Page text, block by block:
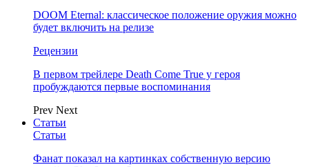
DOOM Eternal: классическое положение оружия можно
будет включить на релизе
Рецензии
В первом трейлере Death Come True у героя
пробуждаются первые воспоминания
Prev Next
Статьи
Статьи
Фанат показал на картинках собственную версию